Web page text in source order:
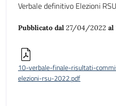
Verbale definitivo Elezioni
Pubblicato dal 27/04/2022 al
10-verbale-finale-risultati-
elezioni-rsu-2022.pdf